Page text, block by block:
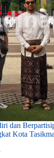
dan
Kota